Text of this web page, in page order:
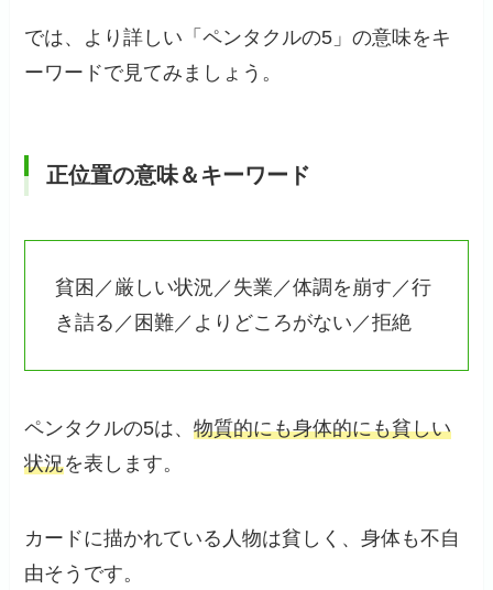
では、より詳しい「ペンタクルの5」の意味をキ
ーワードで見てみましょう。
正位置の意味＆キーワード
貧困／厳しい状況／失業／体調を崩す／行
き詰る／困難／よりどころがない／拒絶
ペンタクルの5は、物質的にも身体的にも貧しい
状況を表します。
カードに描かれている人物は貧しく、身体も不自
由そうです。